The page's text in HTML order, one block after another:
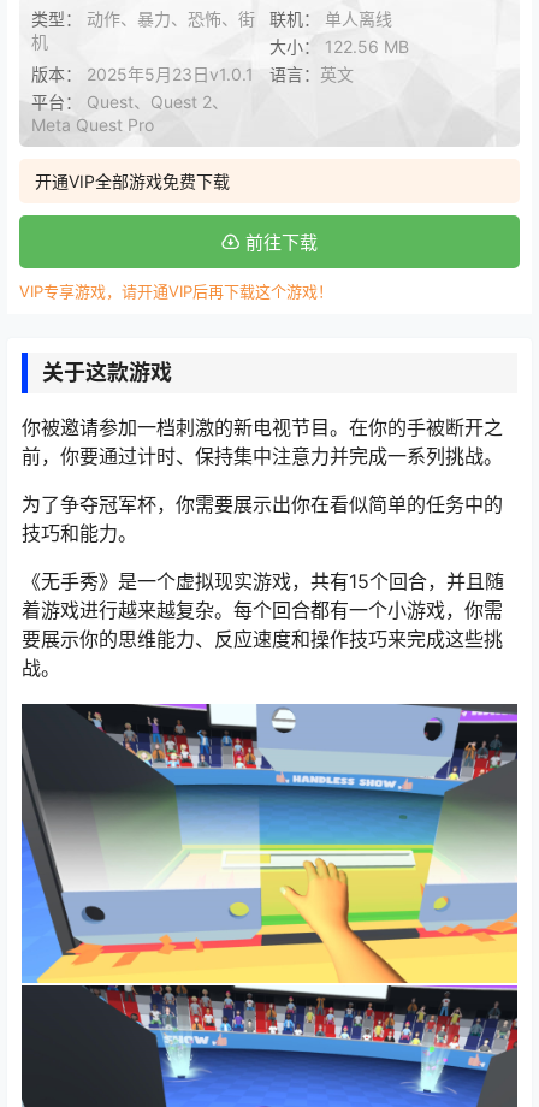
类型： 动作、暴力、恐怖、街
机
联机： 单人离线
大小： 122.56 MB
版本： 2025年5月23日v1.0.1 语言： 英文
平台： Quest、Quest 2、
Meta Quest Pro
开通VIP全部游戏免费下载
前往下载
VIP专享游戏，请开通VIP后再下载这个游戏！
关于这款游戏
你被邀请参加一档刺激的新电视节目。在你的手被断开之
前，你要通过计时、保持集中注意力并完成一系列挑战。
为了争夺冠军杯，你需要展示出你在看似简单的任务中的
技巧和能力。
《无手秀》是一个虚拟现实游戏，共有15个回合，并且随
着游戏进行越来越复杂。每个回合都有一个小游戏，你需
要展示你的思维能力、反应速度和操作技巧来完成这些挑
战。